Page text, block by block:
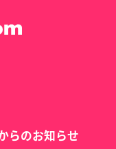
らのお知らせ